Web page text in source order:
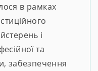
в рамках
і
та
забезпечення